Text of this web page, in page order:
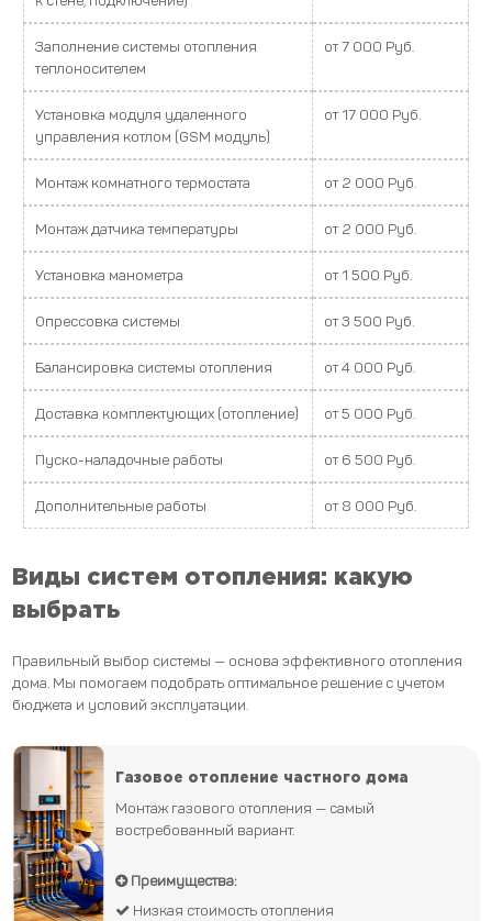
Заполнение системы отопления
теплоносителем
от 7 000 Руб.
Установка модуля удаленного
управления котлом (GSM модуль)
от 17 000 Руб.
Монтаж комнатного термостата от 2 000 Руб.
Монтаж датчика температуры от 2 000 Руб.
Установка манометра от 1 500 Руб.
Опрессовка системы от 3 500 Руб.
Балансировка системы отопления от 4 000 Руб.
Доставка комплектующих (отопление) от 5 000 Руб.
Пуско-наладочные работы от 6 500 Руб.
Дополнительные работы от 8 000 Руб.
Виды систем отопления: какую
выбрать
Правильный выбор системы — основа эффективного отопления
дома. Мы помогаем подобрать оптимальное решение с учетом
бюджета и условий эксплуатации.
Газовое отопление частного дома
Монтаж газового отопления — самый
востребованный вариант.
Преимущества:
Низкая стоимость отопления